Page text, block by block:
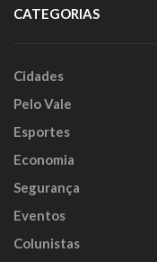
CATEGORIAS
Cidades
Pelo Vale
Esportes
Economia
Segurança
Eventos
Colunistas